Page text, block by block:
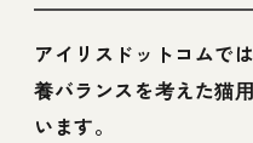
アイリスドットコムで
養バランスを考えた猫
います。